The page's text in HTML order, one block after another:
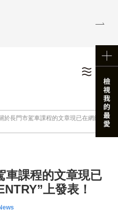
於長門市駕車課程的文章現已在網絡
車課程的文章現已
上發表！